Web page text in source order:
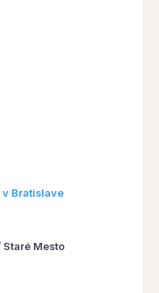
Bratislave
Mesto